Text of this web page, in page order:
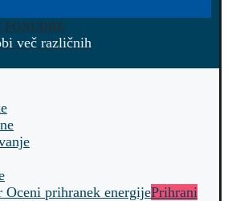
več različnih
Oceni prihranek energijePrihrani